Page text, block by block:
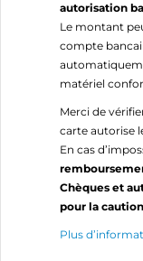
autorisation
Le montant
compte
matériel
Merci de
carte autorise
En cas
Chèques et
pour la
Plus